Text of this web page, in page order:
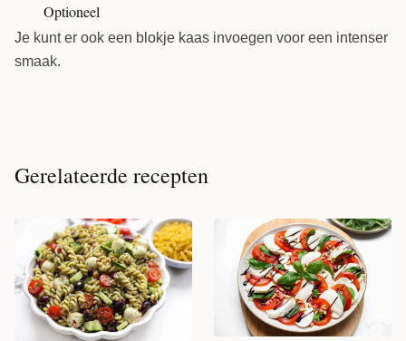
Optioneel
Je kunt er ook een blokje kaas invoegen voor een intenser
smaak.
Gerelateerde recepten